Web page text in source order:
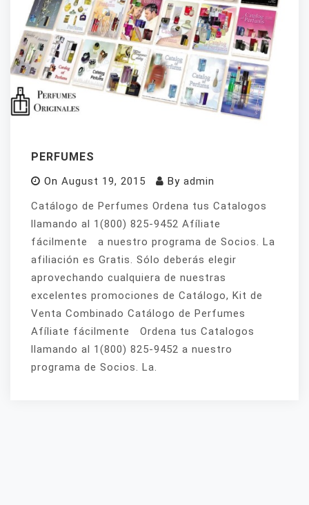
PERFUMES
On August 19, 2015 By admin
Catálogo de Perfumes Ordena tus Catalogos
llamando al 1(800) 825-9452 Afíliate
fácilmente a nuestro programa de Socios. La
afiliación es Gratis. Sólo deberás elegir
aprovechando cualquiera de nuestras
excelentes promociones de Catálogo, Kit de
Venta Combinado Catálogo de Perfumes
Afíliate fácilmente Ordena tus Catalogos
llamando al 1(800) 825-9452 a nuestro
programa de Socios. La.